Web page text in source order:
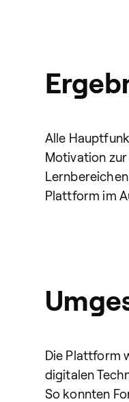
Alle
Motivation
Plattform im
Die Plattform
digitalen
So konnten